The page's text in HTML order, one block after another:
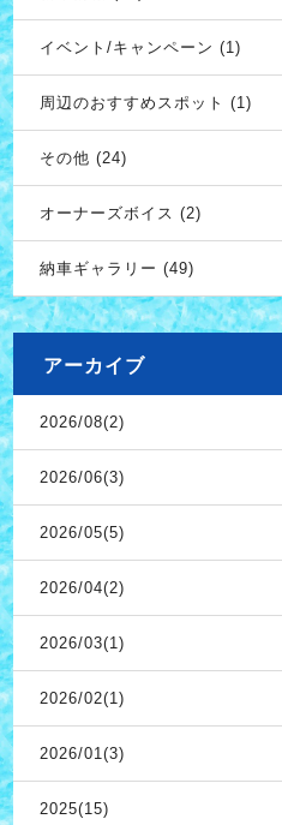
イベント/キャンペーン (1)
周辺のおすすめスポット (1)
その他 (24)
オーナーズボイス (2)
納車ギャラリー (49)
アーカイブ
2026/08(2)
2026/06(3)
2026/05(5)
2026/04(2)
2026/03(1)
2026/02(1)
2026/01(3)
2025(15)